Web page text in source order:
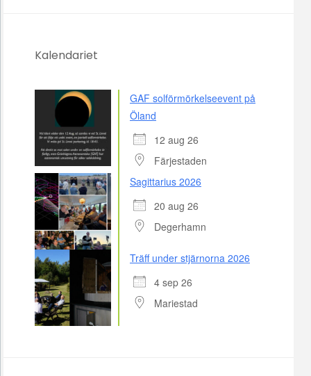
Kalendariet
GAF solförmörkelseevent på
Öland
12 aug 26
Färjestaden
Sagittarius 2026
20 aug 26
Degerhamn
Träff under stjärnorna 2026
4 sep 26
Mariestad